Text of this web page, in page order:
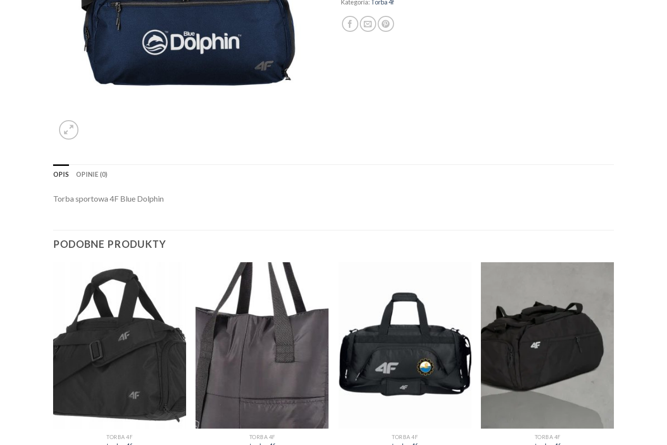
Kategoria:Torba 4f
OPIS OPINIE (0)
Torba sportowa 4F Blue Dolphin
PODOBNE PRODUKTY
TORBA 4F TORBA 4F TORBA 4F TORBA 4F